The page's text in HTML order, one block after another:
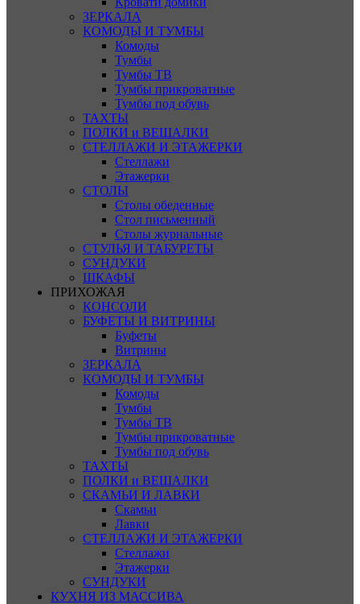
ЗЕРКАЛА
КОМОДЫ И ТУМБЫ
Комоды
Тумбы
Тумбы ТВ
Тумбы прикроватные
Тумбы под обувь
ТАХТЫ
ПОЛКИ и ВЕШАЛКИ
СТЕЛЛАЖИ И ЭТАЖЕРКИ
Стеллажи
Этажерки
СТОЛЫ
Столы обеденные
Стол письменный
Столы журнальные
СТУЛЬЯ И ТАБУРЕТЫ
СУНДУКИ
ШКАФЫ
ПРИХОЖАЯ
КОНСОЛИ
БУФЕТЫ И ВИТРИНЫ
Буфеты
Витрины
ЗЕРКАЛА
КОМОДЫ И ТУМБЫ
Комоды
Тумбы
Тумбы ТВ
Тумбы прикроватные
Тумбы под обувь
ТАХТЫ
ПОЛКИ и ВЕШАЛКИ
СКАМЬИ И ЛАВКИ
Скамьи
Лавки
СТЕЛЛАЖИ И ЭТАЖЕРКИ
Стеллажи
Этажерки
СУНДУКИ
КУХНЯ ИЗ МАССИВА